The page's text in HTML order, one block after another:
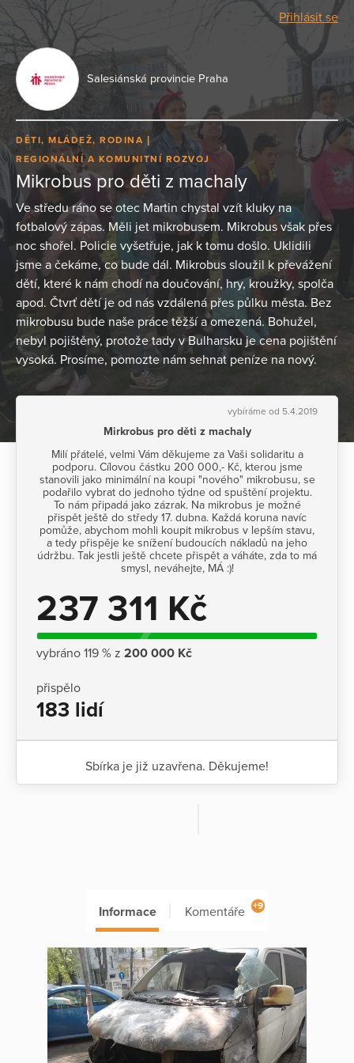
Přihlásit se
Salesiánská provincie Praha
DĚTI, MLÁDEŽ, RODINA
REGIONÁLNÍ A KOMUNITNÍ ROZVOJ
Mikrobus pro děti z machaly
Ve středu ráno se otec Martin chystal vzít kluky na
fotbalový zápas. Měli jet mikrobusem. Mikrobus však přes
noc shořel. Policie vyšetřuje, jak k tomu došlo. Uklidili
jsme a čekáme, co bude dál. Mikrobus sloužil k převážení
dětí, které k nám chodí na doučování, hry, kroužky, spolča
apod. Čtvrť dětí je od nás vzdálená přes půlku města. Bez
mikrobusu bude naše práce těžší a omezená. Bohužel,
nebyl pojištěný, protože tady v Bulharsku je cena pojištění
vysoká. Prosíme, pomozte nám sehnat peníze na nový.
vybíráme od 5.4.2019
Mirkrobus pro děti z machaly
Milí přátelé, velmi Vám děkujeme za Vaši solidaritu a
podporu. Cílovou částku 200 000,- Kč, kterou jsme
stanovili jako minimální na koupi "nového" mikrobusu, se
podařilo vybrat do jednoho týdne od spuštění projektu.
To nám připadá jako zázrak. Na mikrobus je možné
přispět ještě do středy 17. dubna. Každá koruna navíc
pomůže, abychom mohli koupit mikrobus v lepším stavu,
a tedy přispěje ke snížení budoucích nákladů na jeho
údržbu. Tak jestli ještě chcete přispět a váháte, zda to má
smysl, neváhejte, MÁ :)!
237 311 Kč
vybráno 119 % z 200 000 Kč
přispělo
183 lidí
Sbírka je již uzavřena. Děkujeme!
Informace Komentáře +9